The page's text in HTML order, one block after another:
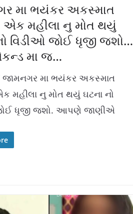
મા ભયંકર અકસ્માત
એક મહીલા નુ મોત થયું
વિડીઓ જોઈ ધૃજી જશો…
મા જ…
જામનગર મા ભયંકર અકસ્માત
મહીલા નુ મોત થયું ઘટના નો
ધૃજી જશો. આપણે જાણીએ